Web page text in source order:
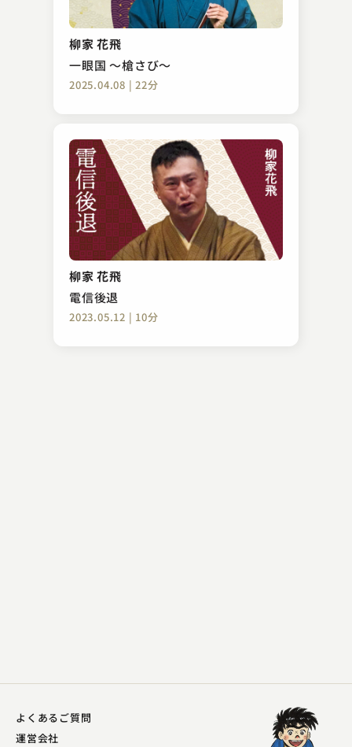
柳家 花飛
一眼国 ～槍さび～
2025.04.08 | 22分
柳家 花飛
電信後退
2023.05.12 | 10分
古今亭 圓菊
安兵衛狐
2023.09.15 | 14分
柳家 小平太
鷺とり
2025.04.07 | 12分
よくあるご質問
運営会社